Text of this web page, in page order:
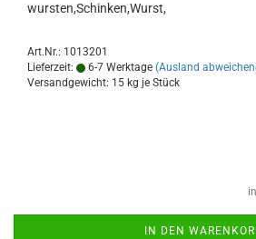
wursten,Schinken,Wurst,
Art.Nr.: 1013201
Lieferzeit:
6-7 Werktage (Ausland
Versandgewicht: 15 kg je Stück
IN DEN